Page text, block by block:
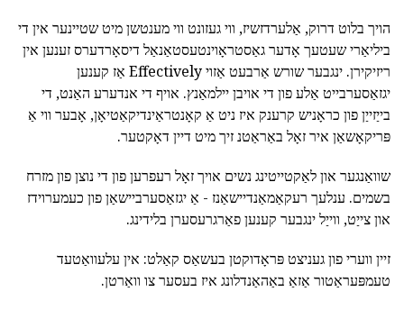
הויך בלוט דרוק, אַלערדזשיז, ווי געזונט ווי מענטשן מיט שטיינער אין די
ביליאַרי שעטעך אָדער גאַסטראָוינטעסטאַנאַל דיסאָרדערס זענען אין
ריזיקירן. ינגבער שורש אַרבעט אַזוי Effectively אַז קענען
יגזאַסערבייט אַלע פון די אויבן יילמאַנץ. אויף די אנדערע האַנט, די
בייַזייַן פון כראָניש קרענק איז ניט אַ קאָנטראַינדיקאַטיאָן, אָבער ווי אַ
פּריקאָשאַן איר זאָל באַראַטנ זיך מיט דיין דאָקטער.
שוואַנגער און לאַקטייטינג נשים אויך זאָל רעפרען פון די נוצן פון מזרח
בשמים. ענלעך רעקאַמאַנדיישאַנז - אַ יגזאַסערביישאַן פון כעמערוידז
און צייַט, ווייַל ינגבער קענען פאַרגרעסערן בלידינג.
זיין ווערי פון געניצט פּראָדוקטן בעשאַס קאַלט: אין עלעוואַטעד
טעמפּעראַטור אַזאַ באַהאַנדלונג איז בעסער צו וואַרטן.